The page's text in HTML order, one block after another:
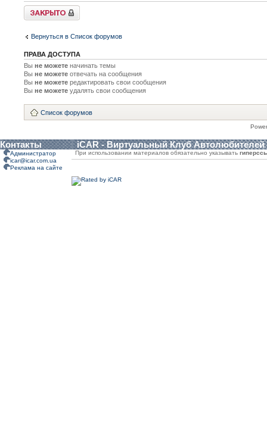
Форум закрыт
Вернуться в Список форумов
ПРАВА ДОСТУПА
Вы не можете начинать темы
Вы не можете отвечать на сообщения
Вы не можете редактировать свои сообщения
Вы не можете удалять свои сообщения
Список форумов
Контакты iCAR - Виртуальный Клуб Автолюбителей
Администратор
icar@icar.com.ua
Реклама на сайте
При использовании материалов обязательно указывать